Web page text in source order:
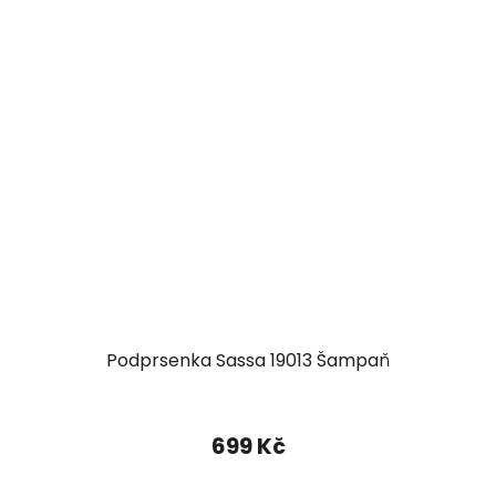
Podprsenka Sassa 19013 Šampaň
699 Kč